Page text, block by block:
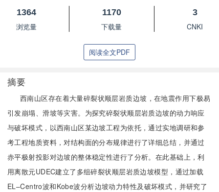
1364
浏览量
1170
下载量
3
CNKI
阅读全文PDF
摘要
西南山区存在着大量碎裂状顺层岩质边坡，在地震作用下极易
引发崩塌、滑坡等灾害。为探究碎裂状顺层岩质边坡的动力响应
与破坏模式，以西南山区某边坡工程为依托，通过实地调研和参
考工程地质资料，对结构面的分布规律进行了详细总结，并通过
赤平极射投影对边坡的整体稳定性进行了分析。在此基础上，利
用离散元UDEC建立了多组碎裂状顺层岩质边坡模型，通过加载
EL–Centro波和Kobe波分析边坡动力特性及破坏模式，并研究了